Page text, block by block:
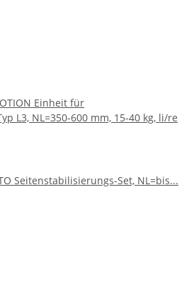
Einheit für
L3, NL=350-600 mm, 15-40 kg, li/re